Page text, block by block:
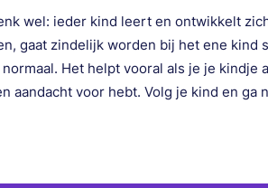
wel: ieder kind leert en ontwikkelt
gaat zindelijk worden bij het ene kind
Het helpt vooral als je je kindje
aandacht voor hebt. Volg je kind en ga